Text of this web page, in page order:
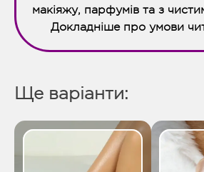
макіяжу, парфумів та з
Докладніше про умови
Ще варіанти: